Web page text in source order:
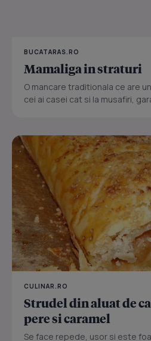
BUCATARAS.RO
Mamaliga in straturi
O mancare traditionala ce are
cei ai casei cat si la musafiri,
CULINAR.RO
Strudel din aluat de
pere si caramel
Se face repede, usor si este